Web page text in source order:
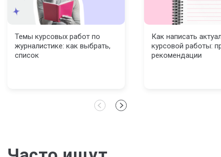
Темы курсовых работ по
журналистике: как выбрать,
список
Как написать
курсовой работы:
рекомендации